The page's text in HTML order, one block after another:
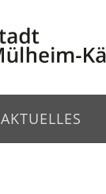
AKTUELLES